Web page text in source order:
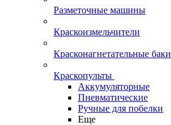
Разметочные машины
Краскоизмельчители
Красконагнетательные баки
Краскопульты
Аккумуляторные
Пневматические
Ручные для побелки
Еще